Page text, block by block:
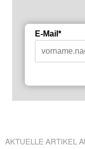
E-Mail*
AKTUELLE ARTIKEL